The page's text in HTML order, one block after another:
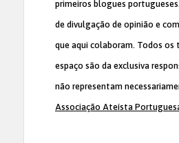
primeiros blogues
de divulgação de opinião e
que aqui colaboram. Todos
espaço são da exclusiva
não representam
Associação Ateísta